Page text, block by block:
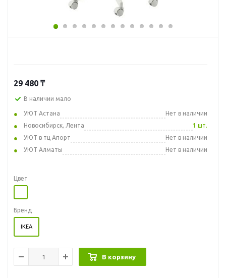
29 480 ₸
В наличии мало
УЮТ Астана
Нет в наличии
Новосибирск, Лента
1 шт.
УЮТ в тц Апорт
Нет в наличии
УЮТ Алматы
Нет в наличии
Цвет
Бренд
IKEA
В корзину